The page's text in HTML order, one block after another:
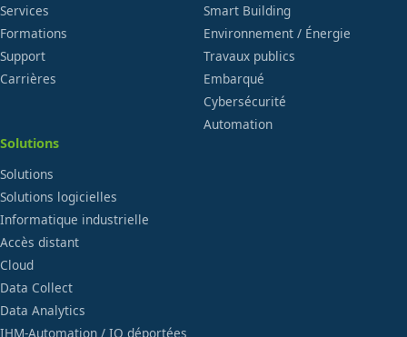
Services
Formations
Support
Carrières
Smart Building
Environnement / Énergie
Travaux publics
Embarqué
Cybersécurité
Automation
Solutions
Solutions
Solutions logicielles
Informatique industrielle
Accès distant
Cloud
Data Collect
Data Analytics
IHM-Automation / IO déportées